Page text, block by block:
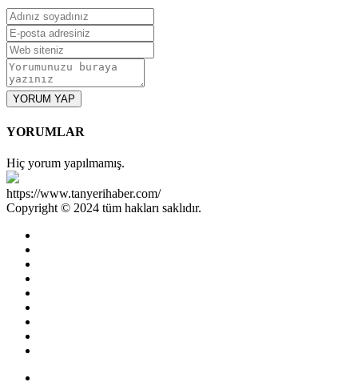
YORUM YAP
YORUMLAR
Hiç yorum yapılmamış.
https://www.tanyerihaber.com/
Copyright © 2024 tüm hakları saklıdır.